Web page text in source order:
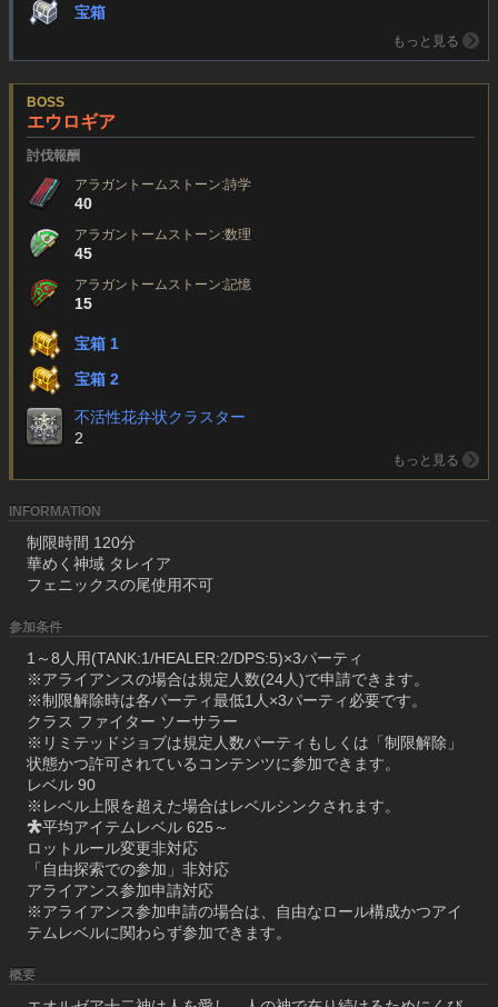
宝箱
もっと見る
BOSS
エウロギア
討伐報酬
アラガントームストーン:詩学
40
アラガントームストーン:数理
45
アラガントームストーン:記憶
15
宝箱 1
宝箱 2
不活性花弁状クラスター
2
もっと見る
INFORMATION
制限時間 120分
華めく神域 タレイア
フェニックスの尾使用不可
参加条件
1～8人用(TANK:1/HEALER:2/DPS:5)×3パーティ
※アライアンスの場合は規定人数(24人)で申請できます。
※制限解除時は各パーティ最低1人×3パーティ必要です。
クラス ファイター ソーサラー
※リミテッドジョブは規定人数パーティもしくは「制限解除」
状態かつ許可されているコンテンツに参加できます。
レベル 90
※レベル上限を超えた場合はレベルシンクされます。
平均アイテムレベル 625～
ロットルール変更非対応
「自由探索での参加」非対応
アライアンス参加申請対応
※アライアンス参加申請の場合は、自由なロール構成かつアイ
テムレベルに関わらず参加できます。
概要